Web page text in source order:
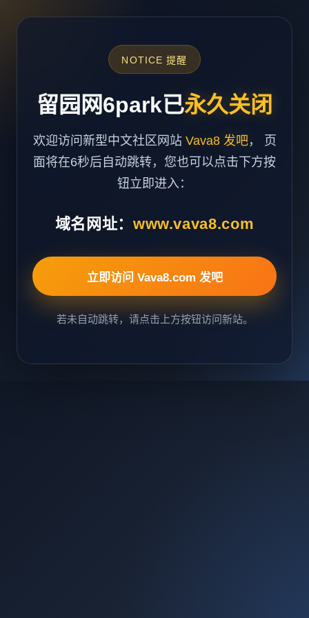
NOTICE 提醒
留园网6park已永久关闭
欢迎访问新型中文社区网站 Vava8 发吧， 页
面将在6秒后自动跳转，您也可以点击下方按
钮立即进入：
域名网址： www.vava8.com
立即访问 Vava8.com 发吧
若未自动跳转，请点击上方按钮访问新站。